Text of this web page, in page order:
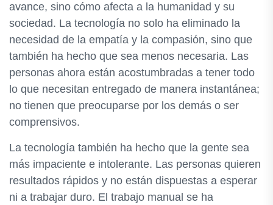
avance, sino cómo afecta a la humanidad y su
sociedad. La tecnología no solo ha eliminado la
necesidad de la empatía y la compasión, sino que
también ha hecho que sea menos necesaria. Las
personas ahora están acostumbradas a tener todo
lo que necesitan entregado de manera instantánea;
no tienen que preocuparse por los demás o ser
comprensivos.
La tecnología también ha hecho que la gente sea
más impaciente e intolerante. Las personas quieren
resultados rápidos y no están dispuestas a esperar
ni a trabajar duro. El trabajo manual se ha